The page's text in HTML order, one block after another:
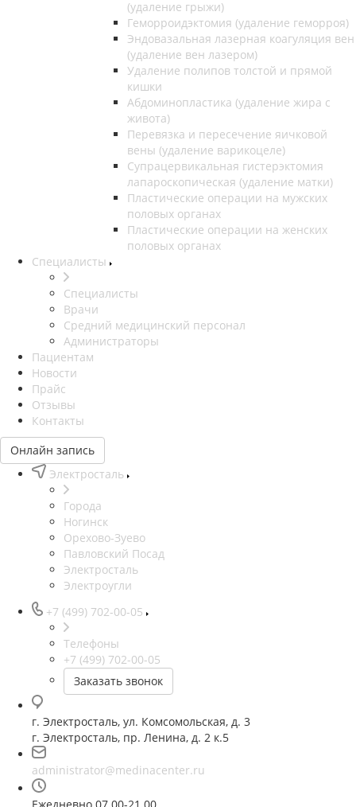
(удаление грыжи)
Геморроидэктомия (удаление геморроя)
Эндовазальная лазерная коагуляция вен
(удаление вен лазером)
Удаление полипов толстой и прямой
кишки
Абдоминопластика (удаление жира с
живота)
Перевязка и пересечение яичковой
вены (удаление варикоцеле)
Супрацервикальная гистерэктомия
лапароскопическая (удаление матки)
Пластические операции на мужских
половых органах
Пластические операции на женских
половых органах
Специалисты
Специалисты
Врачи
Средний медицинский персонал
Администраторы
Пациентам
Новости
Прайс
Отзывы
Контакты
Онлайн запись
Электросталь
Города
Ногинск
Орехово-Зуево
Павловский Посад
Электросталь
Электроугли
+7 (499) 702-00-05
Телефоны
+7 (499) 702-00-05
Заказать звонок
г. Электросталь, ул. Комсомольская, д. 3
г. Электросталь, пр. Ленина, д. 2 к.5
administrator@medinacenter.ru